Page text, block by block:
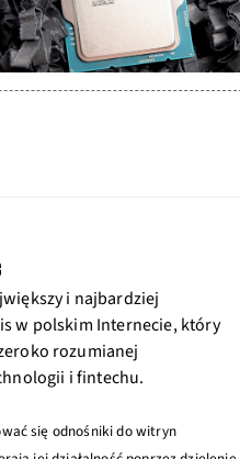
i najbardziej
w polskim Internecie, który
rozumianej
i fintechu.
się odnośniki do witryn